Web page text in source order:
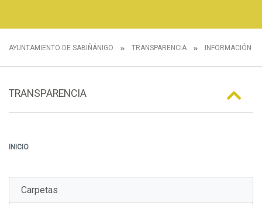
AYUNTAMIENTO DE SABIÑÁNIGO TRANSPARENCIA INFORMACIÓN
TRANSPARENCIA
INICIO
Carpetas